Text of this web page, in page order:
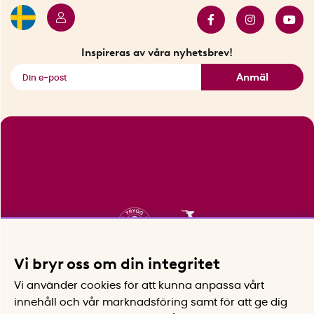
Inspireras av våra nyhetsbrev!
Anmäl
Vi bryr oss om din integritet
Vi använder cookies för att kunna anpassa vårt
innehåll och vår marknadsföring samt för att ge dig